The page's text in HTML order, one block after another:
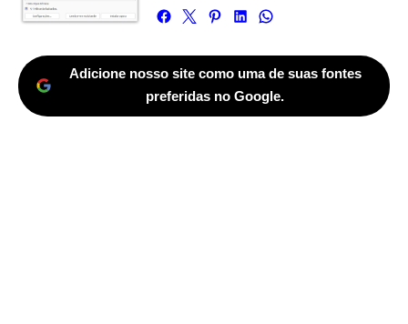
Adicione nosso site como uma de suas fontes
preferidas no Google.